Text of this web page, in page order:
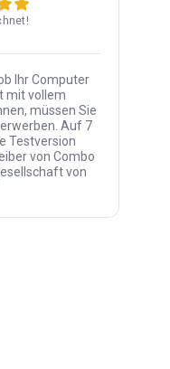
Ihr Computer
mit vollem
müssen Sie
Auf 7
Testversion
von Combo
von